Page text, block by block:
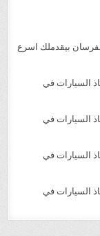
بيقدملك اسرع
السيارات في
السيارات في
السيارات في
السيارات في